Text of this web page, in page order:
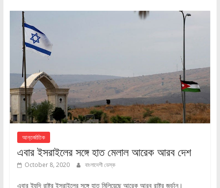
আন্তর্জাতিক
এবার ইসরাইলের সঙ্গে হাত মেলাল আরেক আরব দেশ
October 8, 2020 বাংলাদেশী ডেস্ক
এবার ইহুদি রাষ্ট্র ইসরাইলের সঙ্গে হাত মিলিয়েছে আরেক আরব রাষ্ট্র জর্ডান।